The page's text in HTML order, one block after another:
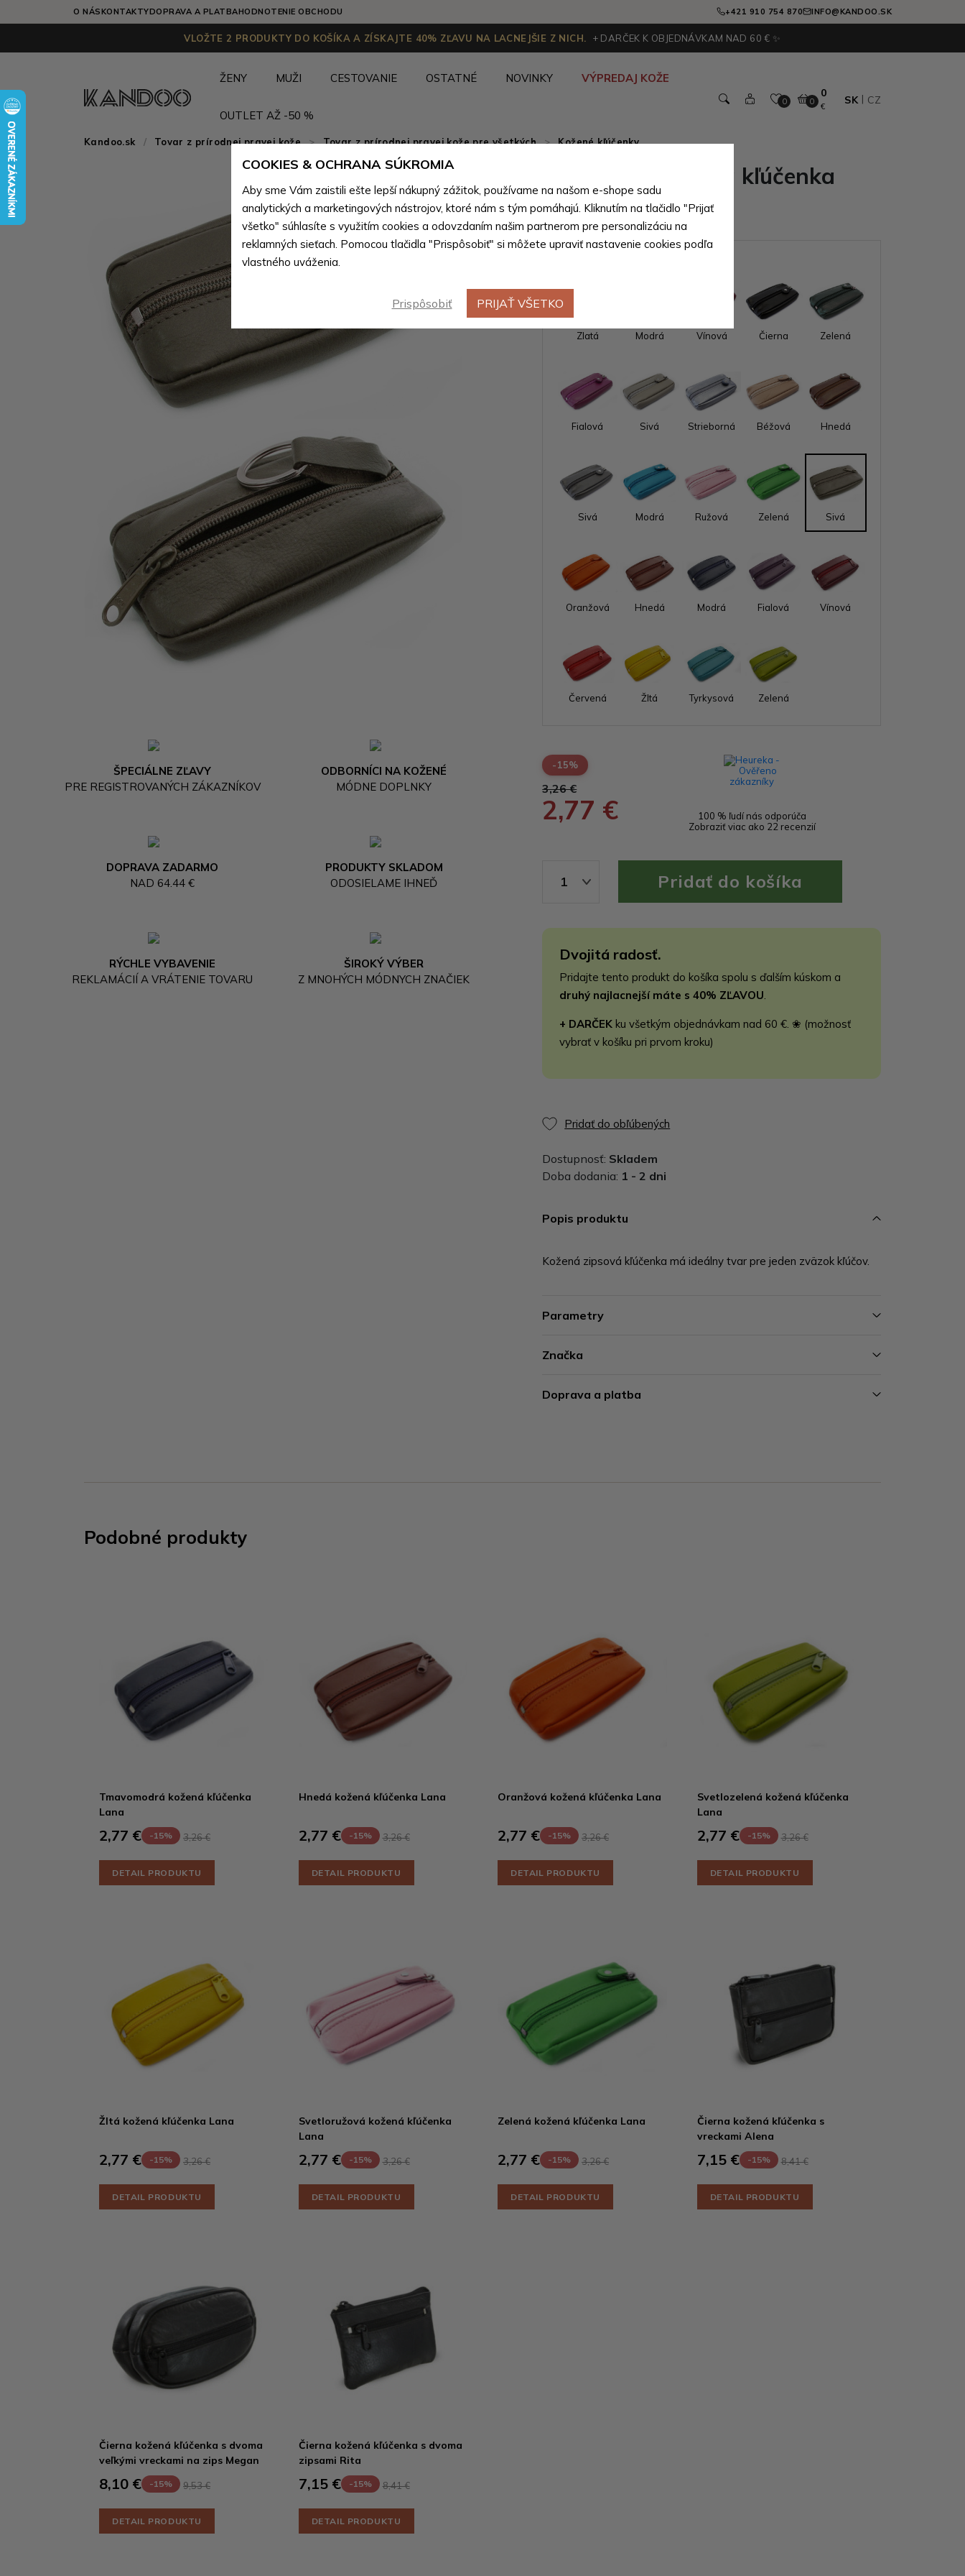
O NÁSKONTAKTYDOPRAVA A PLATBAHODNOTENIE OBCHODU +421 910 754 870 INFO@KANDOO.SK
VLOŽTE 2 PRODUKTY DO KOŠÍKA A ZÍSKAJTE 40% ZĽAVU NA LACNEJŠIE Z NICH. + DARČEK K OBJEDNÁVKAM NAD 60 € ✨
ŽENY MUŽI CESTOVANIE OSTATNÉ NOVINKY VÝPREDAJ KOŽE
OUTLET AŽ -50 %
0 0
0
€
SK CZ
Kandoo.sk Tovar z prírodnej pravej kože > Tovar z prírodnej pravej kože pre všetkých > Kožené kľúčenky
ŠPECIÁLNE ZĽAVY
PRE REGISTROVANÝCH ZÁKAZNÍKOV
ODBORNÍCI NA KOŽENÉ
MÓDNE DOPLNKY
DOPRAVA ZADARMO
NAD 64.44 €
PRODUKTY SKLADOM
ODOSIELAME IHNEĎ
RÝCHLE VYBAVENIE
REKLAMÁCIÍ A VRÁTENIE TOVARU
ŠIROKÝ VÝBER
Z MNOHÝCH MÓDNYCH ZNAČIEK
Sivohnedá kožená kľúčenka
Lana
Zlatá Modrá Vínová Čierna Zelená
Fialová Sivá Strieborná Béžová Hnedá
Sivá Modrá Ružová Zelená Sivá
Oranžová Hnedá Modrá Fialová Vínová
Červená Žltá Tyrkysová Zelená
-15%
3,26 €
2,77 €
100 % ľudí nás odporúča
Zobraziť viac ako 22 recenzií
1
Dvojitá radosť.
Pridajte tento produkt do košíka spolu s ďalším kúskom a
druhý najlacnejší máte s 40% ZĽAVOU.
+ DARČEK ku všetkým objednávkam nad 60 €. ❀ (možnosť
vybrať v košíku pri prvom kroku)
Pridať do obľúbených
Dostupnosť: Skladem
Doba dodania: 1 - 2 dni
Popis produktu
Kožená zipsová kľúčenka má ideálny tvar pre jeden zväzok kľúčov.
Parametry
Značka
Doprava a platba
Podobné produkty
Tmavomodrá kožená kľúčenka
Lana
2,77 € -15% 3,26 €
DETAIL PRODUKTU
Hnedá kožená kľúčenka Lana
2,77 € -15% 3,26 €
DETAIL PRODUKTU
Oranžová kožená kľúčenka Lana
2,77 € -15% 3,26 €
DETAIL PRODUKTU
Svetlozelená kožená kľúčenka
Lana
2,77 € -15% 3,26 €
DETAIL PRODUKTU
Žltá kožená kľúčenka Lana
2,77 € -15% 3,26 €
DETAIL PRODUKTU
Svetloružová kožená kľúčenka
Lana
2,77 € -15% 3,26 €
DETAIL PRODUKTU
Zelená kožená kľúčenka Lana
2,77 € -15% 3,26 €
DETAIL PRODUKTU
Čierna kožená kľúčenka s
vreckami Alena
7,15 € -15% 8,41 €
DETAIL PRODUKTU
Čierna kožená kľúčenka s dvoma
veľkými vreckami na zips Megan
8,10 € -15% 9,53 €
DETAIL PRODUKTU
Čierna kožená kľúčenka s dvoma
zipsami Rita
7,15 € -15% 8,41 €
DETAIL PRODUKTU
COOKIES & OCHRANA SÚKROMIA
Aby sme Vám zaistili ešte lepší nákupný zážitok, používame na našom e-shope sadu
analytických a marketingových nástrojov, ktoré nám s tým pomáhajú. Kliknutím na tlačidlo "Prijať
všetko" súhlasíte s využitím cookies a odovzdaním našim partnerom pre personalizáciu na
reklamných sieťach. Pomocou tlačidla "Prispôsobiť" si môžete upraviť nastavenie cookies podľa
vlastného uváženia.
Prispôsobiť PRIJAŤ VŠETKO